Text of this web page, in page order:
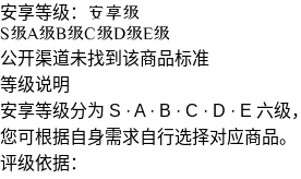
安享等级： 安享级
S级A级B级C级D级E级
公开渠道未找到该商品标准
等级说明
安享等级分为 S · A · B · C · D · E 六级，
您可根据自身需求自行选择对应商品。
评级依据：